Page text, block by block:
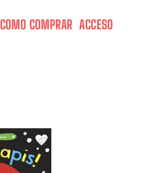
COMO COMPRAR ACCESO